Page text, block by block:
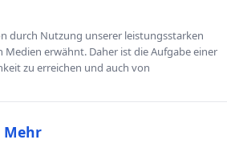
durch Nutzung unserer leistungsstarken
erwähnt. Daher ist die Aufgabe einer
zu erreichen und auch von
Mehr